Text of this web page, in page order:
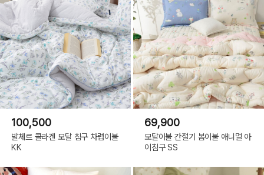
100,500
발체르 콜라겐 모달 침구 차렵이불
KK
69,900
모달이불 간절기 봄이불 애니멀 아
이침구 SS